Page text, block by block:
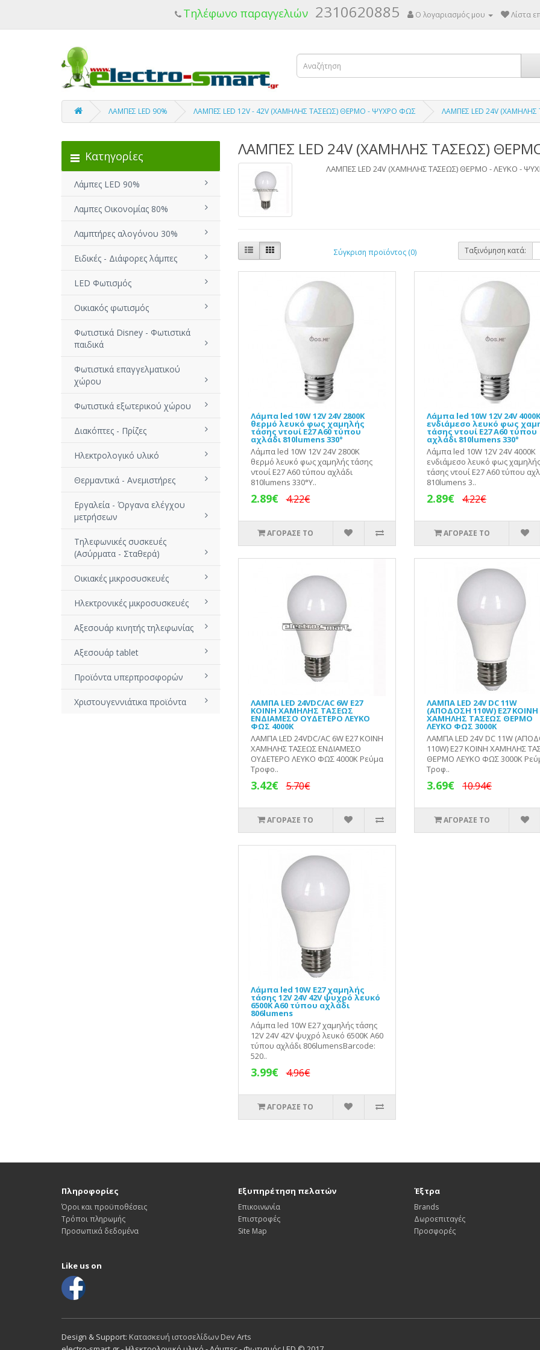
Τηλέφωνο παραγγελιών 2310620885 Ο λογαριασμός μου Λίστα
ΛΑΜΠΕΣ LED 90% ΛΑΜΠΕΣ LED 12V - 42V (ΧΑΜΗΛΗΣ ΤΑΣΕΩΣ) ΘΕΡΜΟ - ΨΥΧΡΟ ΦΩΣ ΛΑΜΠΕΣ LED 24V
Κατηγορίες
Λάμπες LED 90%
Λαμπες Οικονομίας 80%
Λαμπτήρες αλογόνου 30%
Ειδικές - Διάφορες λάμπες
LED Φωτισμός
Οικιακός φωτισμός
Φωτιστικά Disney - Φωτιστικά
παιδικά
Φωτιστικά επαγγελματικού
χώρου
Φωτιστικά εξωτερικού χώρου
Διακόπτες - Πρίζες
Ηλεκτρολογικό υλικό
Θερμαντικά - Ανεμιστήρες
Εργαλεία - Όργανα ελέγχου
μετρήσεων
Τηλεφωνικές συσκευές
(Ασύρματα - Σταθερά)
Οικιακές μικροσυσκευές
Ηλεκτρονικές μικροσυσκευές
Αξεσουάρ κινητής τηλεφωνίας
Αξεσουάρ tablet
Προϊόντα υπερπροσφορών
Χριστουγεννιάτικα προϊόντα
ΛΑΜΠΕΣ LED 24V (ΧΑΜΗΛΗΣ ΤΑΣΕΩΣ)
ΛΑΜΠΕΣ LED 24V (ΧΑΜΗΛΗΣ ΤΑΣΕΩΣ) ΘΕΡΜΟ - ΛΕΥΚΟ -
Σύγκριση προϊόντος (0) Ταξινόμηση κατά:
Λάμπα led 10W 12V 24V 2800K
θερμό λευκό φως χαμηλής
τάσης ντουί Ε27 Α60 τύπου
αχλάδι 810lumens 330°
Λάμπα led 10W 12V 24V 2800K
θερμό λευκό φως χαμηλής τάσης
ντουί Ε27 Α60 τύπου αχλάδι
810lumens 330°Υ..
2.89€ 4.22€
ΑΓΟΡΑΣΕ ΤΟ
Λάμπα led 10W 12V 24V 4000K
ενδιάμεσο λευκό φως
τάσης ντουί Ε27 Α60 τύπου
αχλάδι 810lumens 330°
Λάμπα led 10W 12V 24V 4000K
ενδιάμεσο λευκό φως χαμηλής
τάσης ντουί Ε27 Α60 τύπου
810lumens 3..
2.89€ 4.22€
ΑΓΟΡΑΣΕ ΤΟ
ΛΑΜΠΑ LED 24VDC/AC 6W Ε27
ΚΟΙΝΗ ΧΑΜΗΛΗΣ ΤΑΣΕΩΣ
ΕΝΔΙΑΜΕΣΟ ΟΥΔΕΤΕΡΟ ΛΕΥΚΟ
ΦΩΣ 4000Κ
ΛΑΜΠΑ LED 24VDC/AC 6W Ε27 ΚΟΙΝΗ
ΧΑΜΗΛΗΣ ΤΑΣΕΩΣ ΕΝΔΙΑΜΕΣΟ
ΟΥΔΕΤΕΡΟ ΛΕΥΚΟ ΦΩΣ 4000Κ Ρεύμα
Τροφο..
3.42€ 5.70€
ΑΓΟΡΑΣΕ ΤΟ
ΛΑΜΠΑ LED 24V DC 11W
(ΑΠΟΔΟΣΗ 110W) Ε27 ΚΟΙΝΗ
ΧΑΜΗΛΗΣ ΤΑΣΕΩΣ ΘΕΡΜΟ
ΛΕΥΚΟ ΦΩΣ 3000Κ
ΛΑΜΠΑ LED 24V DC 11W
110W) Ε27 ΚΟΙΝΗ ΧΑΜΗΛΗΣ
ΘΕΡΜΟ ΛΕΥΚΟ ΦΩΣ 3000Κ
Τροφ..
3.69€ 10.94€
ΑΓΟΡΑΣΕ ΤΟ
Λάμπα led 10W E27 χαμηλής
τάσης 12V 24V 42V ψυχρό λευκό
6500Κ Α60 τύπου αχλάδι
806lumens
Λάμπα led 10W E27 χαμηλής τάσης
12V 24V 42V ψυχρό λευκό 6500Κ Α60
τύπου αχλάδι 806lumensBarcode:
520..
3.99€ 4.96€
ΑΓΟΡΑΣΕ ΤΟ
Πληροφορίες
Όροι και προϋποθέσεις
Τρόποι πληρωμής
Προσωπικά δεδομένα
Εξυπηρέτηση πελατών
Επικοινωνία
Επιστροφές
Site Map
Έξτρα
Brands
Δωροεπιταγές
Προσφορές
Like us on
Design & Support: Κατασκευή ιστοσελίδων Dev Arts